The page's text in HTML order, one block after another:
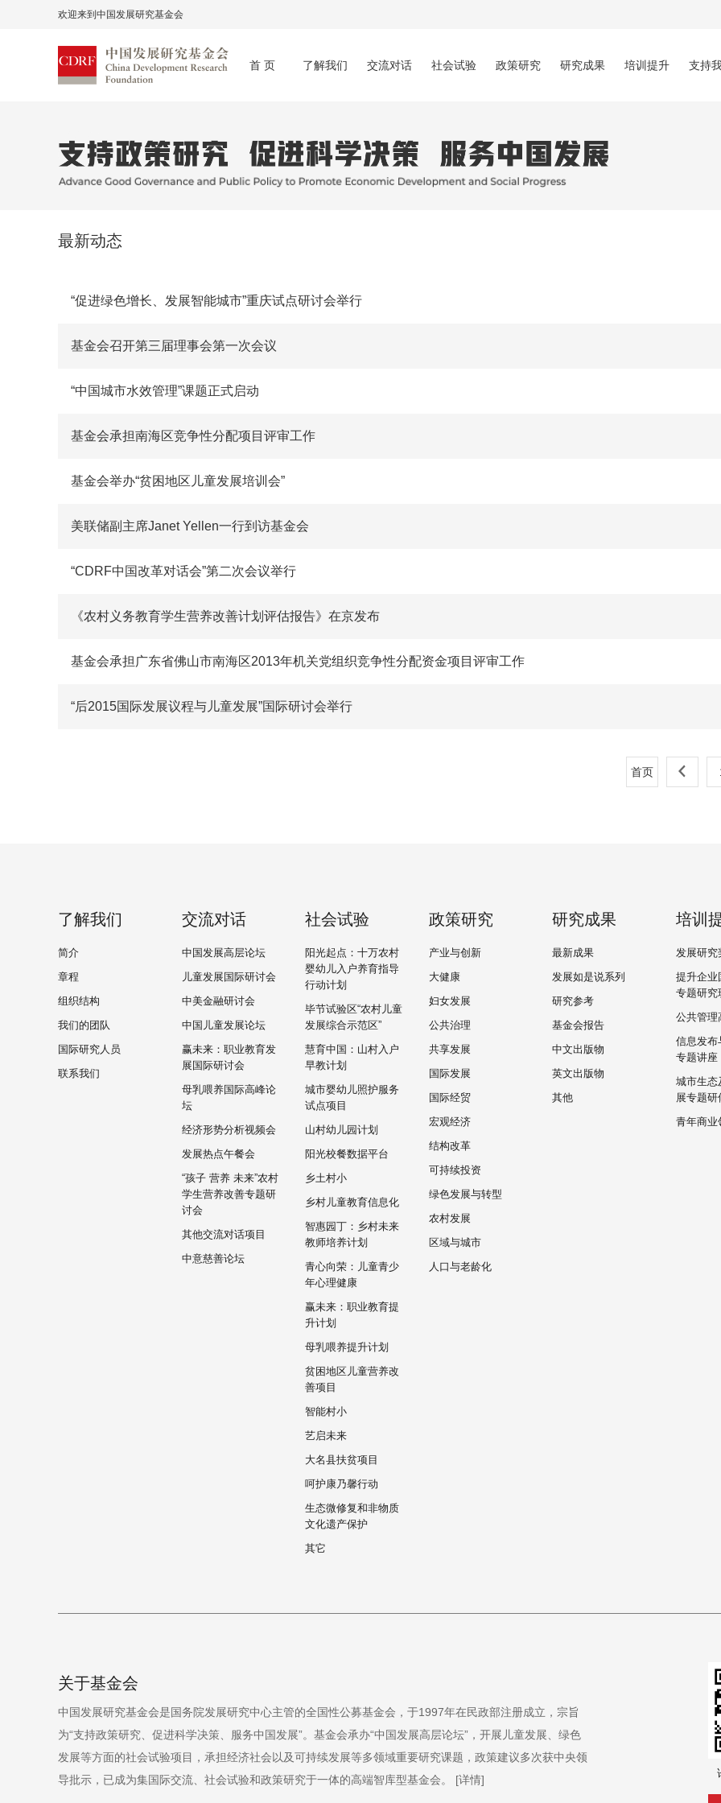
欢迎来到中国发展研究基金会
首 页 了解我们 交流对话 社会试验 政策研究 研究成果 培训提升 支持
最新动态
“促进绿色增长、发展智能城市”重庆试点研讨会举行
基金会召开第三届理事会第一次会议
“中国城市水效管理”课题正式启动
基金会承担南海区竞争性分配项目评审工作
基金会举办“贫困地区儿童发展培训会”
美联储副主席Janet Yellen一行到访基金会
“CDRF中国改革对话会”第二次会议举行
《农村义务教育学生营养改善计划评估报告》在京发布
基金会承担广东省佛山市南海区2013年机关党组织竞争性分配资金项目评审工作
“后2015国际发展议程与儿童发展”国际研讨会举行
首页
了解我们
简介
章程
组织结构
我们的团队
国际研究人员
联系我们
交流对话
中国发展高层论坛
儿童发展国际研讨会
中美金融研讨会
中国儿童发展论坛
赢未来：职业教育发
展国际研讨会
母乳喂养国际高峰论
坛
经济形势分析视频会
发展热点午餐会
“孩子 营养 未来”农村
学生营养改善专题研
讨会
其他交流对话项目
中意慈善论坛
社会试验
阳光起点：十万农村
婴幼儿入户养育指导
行动计划
毕节试验区“农村儿童
发展综合示范区”
慧育中国：山村入户
早教计划
城市婴幼儿照护服务
试点项目
山村幼儿园计划
阳光校餐数据平台
乡土村小
乡村儿童教育信息化
智惠园丁：乡村未来
教师培养计划
青心向荣：儿童青少
年心理健康
赢未来：职业教育提
升计划
母乳喂养提升计划
贫困地区儿童营养改
善项目
智能村小
艺启未来
大名县扶贫项目
呵护康乃馨行动
生态微修复和非物质
文化遗产保护
其它
政策研究
产业与创新
大健康
妇女发展
公共治理
共享发展
国际发展
国际经贸
宏观经济
结构改革
可持续投资
绿色发展与转型
农村发展
区域与城市
人口与老龄化
研究成果
最新成果
发展如是说系列
研究参考
基金会报告
中文出版物
英文出版物
其他
培训
发展研究
提升企业
专题研究
公共管理
信息发布
专题讲座
城市生态
展专题研
青年商业
关于基金会
中国发展研究基金会是国务院发展研究中心主管的全国性公募基金会，于1997年在民政部注册成立，宗旨
为“支持政策研究、促进科学决策、服务中国发展”。基金会承办“中国发展高层论坛”，开展儿童发展、绿色
发展等方面的社会试验项目，承担经济社会以及可持续发展等多领域重要研究课题，政策建议多次获中央领
导批示，已成为集国际交流、社会试验和政策研究于一体的高端智库型基金会。 [详情]